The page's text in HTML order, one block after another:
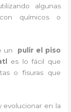
algunas
químicos o
un pulir el piso
es lo fácil que
o fisuras que
evolucionar en la